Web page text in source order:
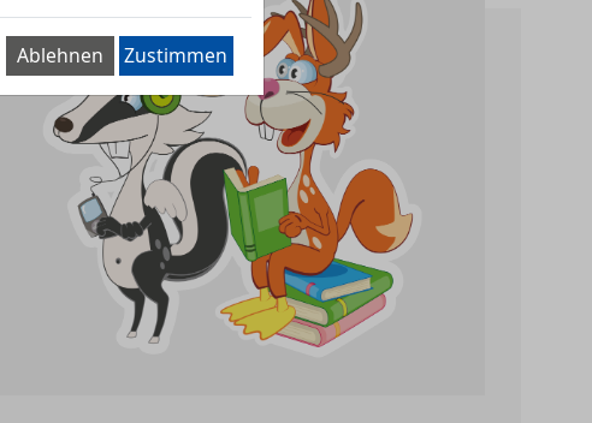
Ablehnen Zustimmen